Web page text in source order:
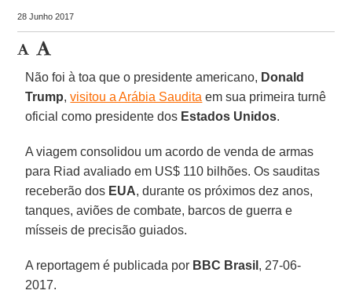
28 Junho 2017
Não foi à toa que o presidente americano, Donald
Trump,visitou a Arábia Saudita em sua primeira turnê
oficial como presidente dos Estados Unidos.
A viagem consolidou um acordo de venda de armas
para Riad avaliado em US$ 110 bilhões. Os sauditas
receberão dos EUA, durante os próximos dez anos,
tanques, aviões de combate, barcos de guerra e
mísseis de precisão guiados.
A reportagem é publicada por BBC Brasil , 27-06-
2017.